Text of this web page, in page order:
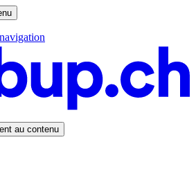
au contenu